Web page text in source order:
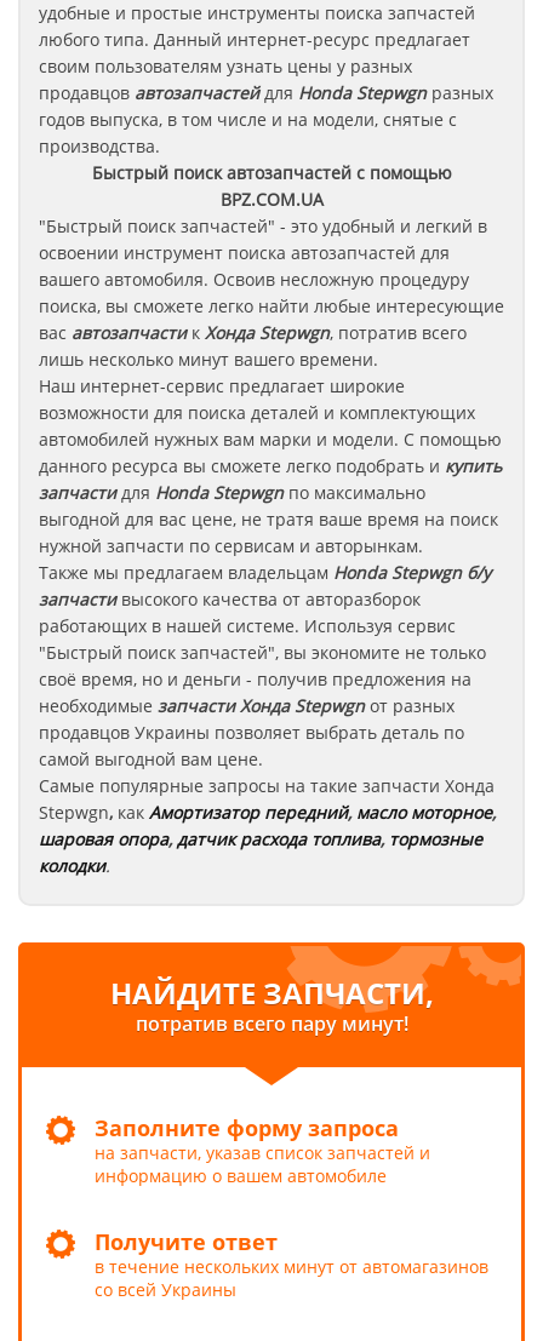
удобные и простые инструменты поиска запчастей
любого типа. Данный интернет-ресурс предлагает
своим пользователям узнать цены у разных
продавцов автозапчастейдля Honda Stepwgnразных
годов выпуска, в том числе и на модели, снятые с
производства.
Быстрый поиск автозапчастей с помощью
BPZ.COM.UA
"Быстрый поиск запчастей" - это удобный и легкий в
освоении инструмент поиска автозапчастей для
вашего автомобиля. Освоив несложную процедуру
поиска, вы сможете легко найти любые интересующие
вас автозапчастик Хонда Stepwgn, потратив всего
лишь несколько минут вашего времени.
Наш интернет-сервис предлагает широкие
возможности для поиска деталей и комплектующих
автомобилей нужных вам марки и модели. С помощью
данного ресурса вы сможете легко подобрать и купить
запчастидля Honda Stepwgnпо максимально
выгодной для вас цене, не тратя ваше время на поиск
нужной запчасти по сервисам и авторынкам.
Также мы предлагаем владельцам Honda Stepwgnб/у
запчастивысокого качества от авторазборок
работающих в нашей системе. Используя сервис
"Быстрый поиск запчастей", вы экономите не только
своё время, но и деньги - получив предложения на
необходимые запчастиХонда Stepwgnот разных
продавцов Украины позволяет выбрать деталь по
самой выгодной вам цене.
Самые популярные запросы на такие запчасти Хонда
Stepwgn, как Амортизатор передний, масло моторное,
шаровая опора,датчик расхода топлива, тормозные
колодки.
НАЙДИТЕ ЗАПЧАСТИ,
потратив всего пару минут!
Заполните форму запроса
на запчасти, указав список запчастей и
информацию о вашем автомобиле
Получите ответ
в течение нескольких минут от автомагазинов
со всей Украины